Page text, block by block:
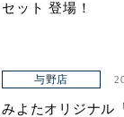
セット 登場！
与野店
みよたオリジナル